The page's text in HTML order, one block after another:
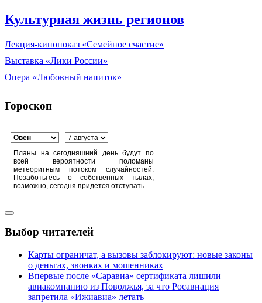
Культурная жизнь регионов
Лекция-кинопоказ «Семейное счастие»
Выставка «Лики России»
Опера «Любовный напиток»
Гороскоп
Планы на сегодняшний день будут по
всей вероятности поломаны
метеоритным потоком случайностей.
Позаботьтесь о собственных тылах,
возможно, сегодня придется отступать.
Выбор читателей
Карты ограничат, а вызовы заблокируют: новые законы
о деньгах, звонках и мошенниках
Впервые после «Саравиа» сертификата лишили
авиакомпанию из Поволжья, за что Росавиация
запретила «Ижиавиа» летать